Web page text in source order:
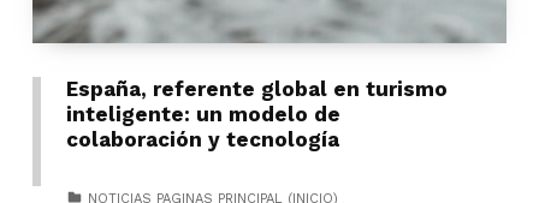
España, referente global en turismo
inteligente: un modelo de
colaboración y tecnología
NOTICIAS PAGINAS PRINCIPAL (INICIO)